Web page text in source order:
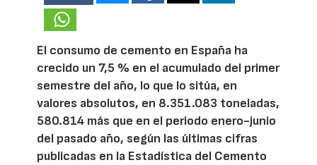
El consumo de cemento en España ha
crecido un 7,5 % en el acumulado del primer
semestre del año, lo que lo sitúa, en
valores absolutos, en 8.351.083 toneladas,
580.814 más que en el periodo enero-junio
del pasado año, según las últimas cifras
publicadas en la Estadística del Cemento